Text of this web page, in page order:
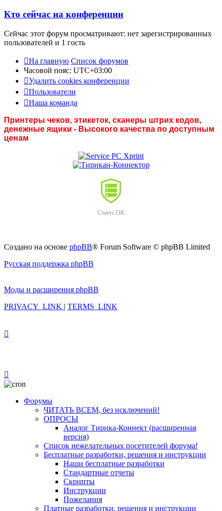
Кто сейчас на конференции
Сейчас этот форум просматривают: нет зарегистрированных
пользователей и 1 гость
На главную Список форумов
Часовой пояс: UTC+03:00
Удалить cookies конференции
Пользователи
Наша команда
Принтеры чеков, этикеток, сканеры штрих кодов,
денежные ящики - Высокого качества по доступным
ценам
Статус ОК
Создано на основе phpBB® Forum Software © phpBB Limited
Русская поддержка phpBB
Моды и расширения phpBB
PRIVACY_LINK | TERMS_LINK
Форумы
ЧИТАТЬ ВСЕМ, без исключений!
ОПРОСЫ
Аналог Тирика-Коннект (расширенная
версия)
Список нежелательных посетителей форума!
Бесплатные разработки, решения и инструкции
Наши бесплатные разработки
Стандартные отчеты
Скрипты
Инструкции
Пожелания
Платные разработки, решения и инструкции